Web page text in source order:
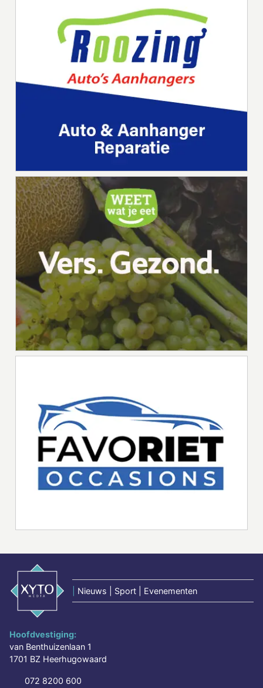
Nieuws | Sport | Evenementen
Hoofdvestiging:
van Benthuizenlaan 1
1701 BZ Heerhugowaard
072 8200 600